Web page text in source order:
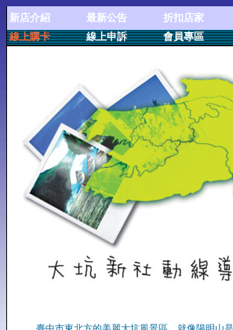
新店介紹 最新公告 折扣店家
線上購卡
線上申訴 會員專區